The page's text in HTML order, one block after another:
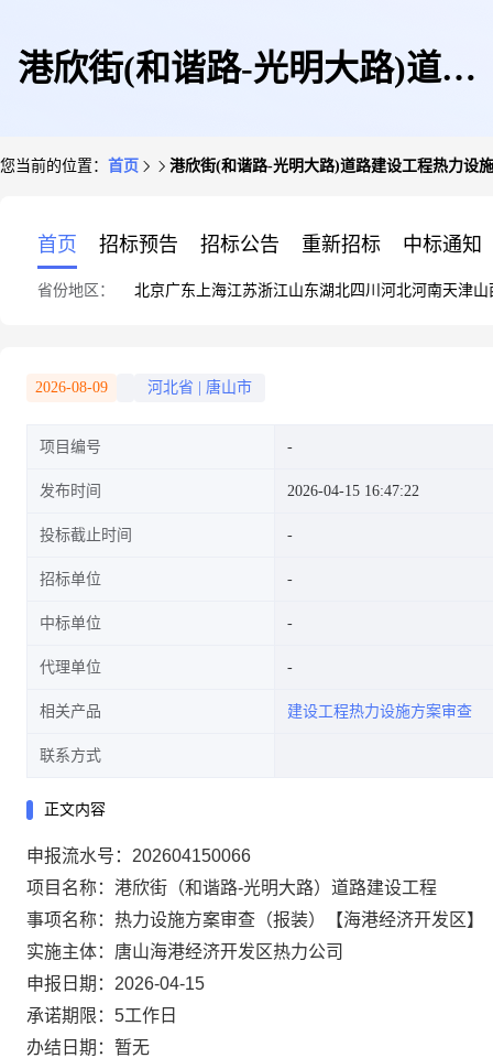
港欣街(和谐路-光明大路)道路
您当前的位置： 首页 港欣街(和谐路-光明大路)道路建设工程热力设
首页 招标预告 招标公告 重新招标 中标通知
省份地区： 北京广东 上海江苏浙江山东湖北四川 河北河南天津山
2026-08-09 河北省 唐山市
项目编号
发布时间 2026-04-15 16:47:22
投标截止时间
招标单位
中标单位
代理单位
相关产品 建设工程热力设施方案审查
联系方式
正文内容
申报流水号：202604150066
项目名称：港欣街（和谐路-光明大路）道路建设工程
事项名称：热力设施方案审查（报装）【海港经济开发区】
实施主体：唐山海港经济开发区热力公司
申报日期：2026-04-15
承诺期限：5工作日
办结日期：暂无